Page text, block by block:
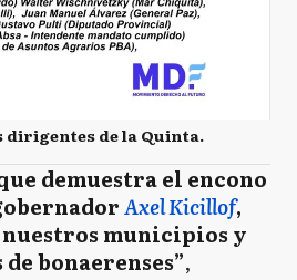
dirigentes de la Quinta.
demuestra el encono
Axel Kicillof,
nuestros municipios y
bonaerenses”,